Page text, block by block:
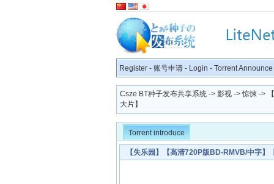
Register - 账号申请 - Login - Torrent Announce
Csze BT种子发布共享系统 -> 影视 ->惊悚 ->
大片】
Torrent introduce
【失乐园】【高清720P版BD-RMVB/中字】